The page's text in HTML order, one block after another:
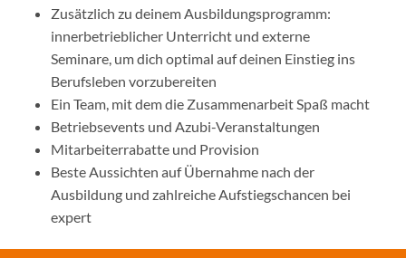
Zusätzlich zu deinem Ausbildungsprogramm:
innerbetrieblicher Unterricht und externe
Seminare, um dich optimal auf deinen Einstieg ins
Berufsleben vorzubereiten
Ein Team, mit dem die Zusammenarbeit Spaß macht
Betriebsevents und Azubi-Veranstaltungen
Mitarbeiterrabatte und Provision
Beste Aussichten auf Übernahme nach der
Ausbildung und zahlreiche Aufstiegschancen bei
expert